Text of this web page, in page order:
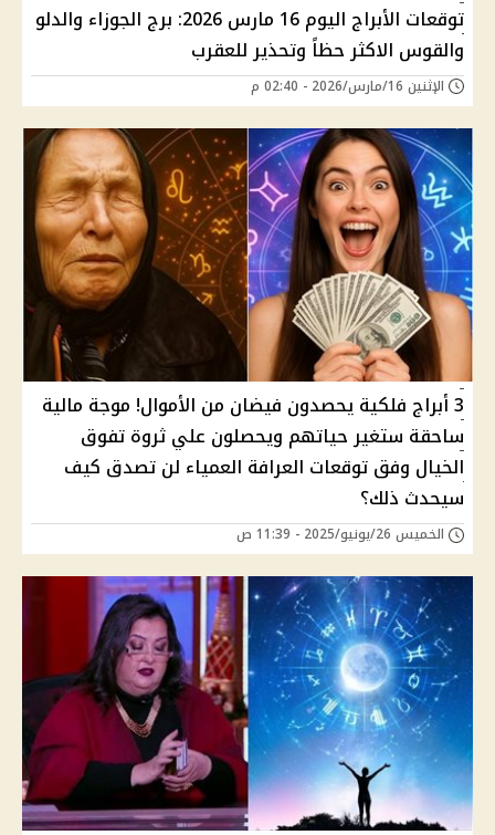
توقعات الأبراج اليوم 16 مارس 2026: برج الجوزاء والدلو
والقوس الاكثر حظاً وتحذير للعقرب
الإثنين 16/مارس/2026 - 02:40 م
3 أبراج فلكية يحصدون فيضان من الأموال! موجة مالية
ساحقة ستغير حياتهم ويحصلون علي ثروة تفوق
الخيال وفق توقعات العرافة العمياء لن تصدق كيف
سيحدث ذلك؟
الخميس 26/يونيو/2025 - 11:39 ص